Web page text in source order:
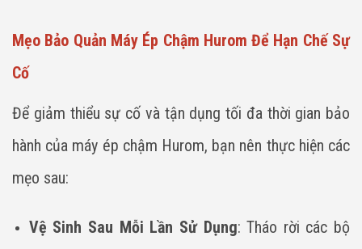
Mẹo Bảo Quản Máy Ép Chậm Hurom Để Hạn Chế Sự
Cố
Để giảm thiểu sự cố và tận dụng tối đa thời gian bảo
hành của máy ép chậm Hurom, bạn nên thực hiện các
mẹo sau:
Vệ Sinh Sau Mỗi Lần Sử Dụng: Tháo rời các bộ